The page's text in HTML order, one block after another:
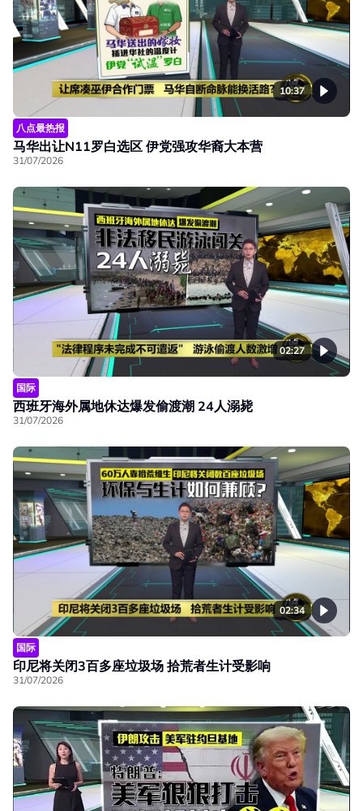
10:37
八点最热报
马华出让N11罗白选区 伊党强攻华裔大本营
31/07/2026
02:27
国际
西班牙海外属地休达爆发偷渡潮 24人溺毙
31/07/2026
02:34
国际
印尼将关闭3百多座垃圾场 拾荒者生计受影响
31/07/2026